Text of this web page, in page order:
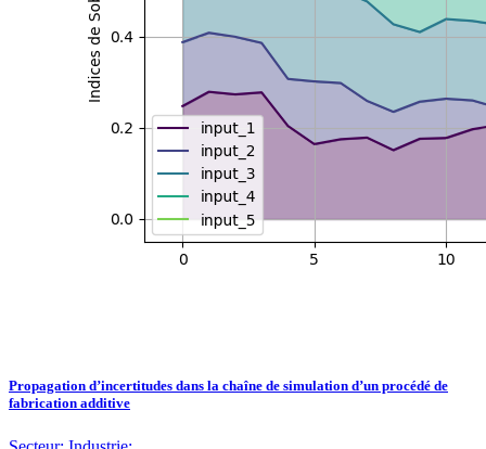
Propagation d’incertitudes dans la chaîne de simulation d’un procédé de
fabrication additive